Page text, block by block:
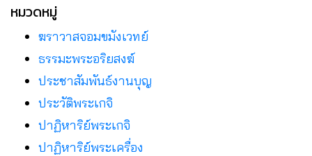
หมวดหมู่
ฆราวาสจอมขมังเวทย์
ธรรมะพระอริยสงฆ์
ประชาสัมพันธ์งานบุญ
ประวัติพระเกจิ
ปาฏิหาริย์พระเกจิ
ปาฏิหาริย์พระเครื่อง